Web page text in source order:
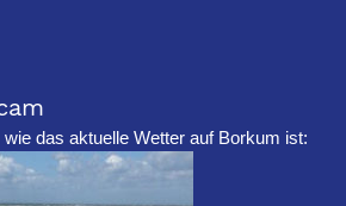
das aktuelle Wetter auf Borkum ist: